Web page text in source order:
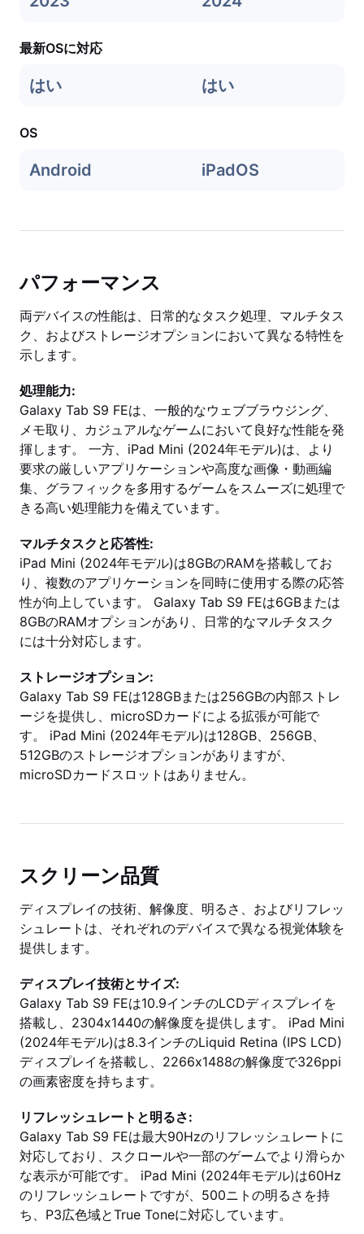
最新OSに対応
はい はい
OS
Android iPadOS
パフォーマンス
両デバイスの性能は、日常的なタスク処理、マルチタス
ク、およびストレージオプションにおいて異なる特性を
示します。
処理能力:
Galaxy Tab S9 FEは、一般的なウェブブラウジング、
メモ取り、カジュアルなゲームにおいて良好な性能を発
揮します。 一方、iPad Mini (2024年モデル)は、より
要求の厳しいアプリケーションや高度な画像・動画編
集、グラフィックを多用するゲームをスムーズに処理で
きる高い処理能力を備えています。
マルチタスクと応答性:
iPad Mini (2024年モデル)は8GBのRAMを搭載してお
り、複数のアプリケーションを同時に使用する際の応答
性が向上しています。 Galaxy Tab S9 FEは6GBまたは
8GBのRAMオプションがあり、日常的なマルチタスク
には十分対応します。
ストレージオプション:
Galaxy Tab S9 FEは128GBまたは256GBの内部ストレ
ージを提供し、microSDカードによる拡張が可能で
す。 iPad Mini (2024年モデル)は128GB、256GB、
512GBのストレージオプションがありますが、
microSDカードスロットはありません。
スクリーン品質
ディスプレイの技術、解像度、明るさ、およびリフレッ
シュレートは、それぞれのデバイスで異なる視覚体験を
提供します。
ディスプレイ技術とサイズ:
Galaxy Tab S9 FEは10.9インチのLCDディスプレイを
搭載し、2304x1440の解像度を提供します。 iPad Mini
(2024年モデル)は8.3インチのLiquid Retina (IPS LCD)
ディスプレイを搭載し、2266x1488の解像度で326ppi
の画素密度を持ちます。
リフレッシュレートと明るさ:
Galaxy Tab S9 FEは最大90Hzのリフレッシュレートに
対応しており、スクロールや一部のゲームでより滑らか
な表示が可能です。 iPad Mini (2024年モデル)は60Hz
のリフレッシュレートですが、500ニトの明るさを持
ち、P3広色域とTrue Toneに対応しています。